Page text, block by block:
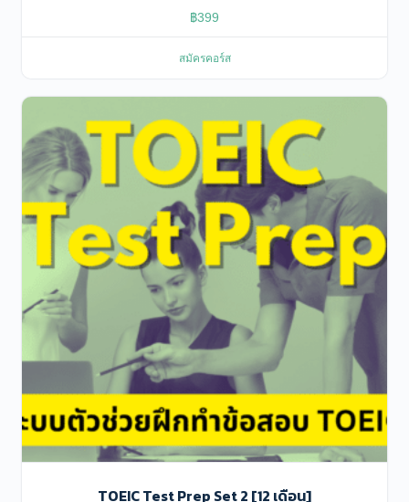
฿399
สมัครคอร์ส
TOEIC Test Prep Set 2 [12 เดือน]